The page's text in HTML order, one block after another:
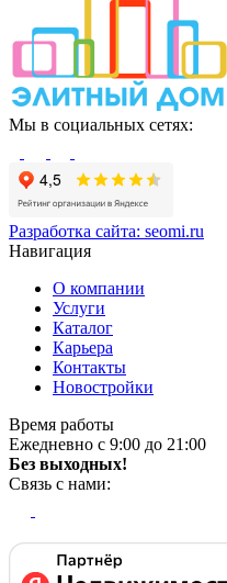
Мы в социальных сетях:
Разработка сайта: seomi.ru
Навигация
О компании
Услуги
Каталог
Карьера
Контакты
Новостройки
Время работы
Ежедневно с 9:00 до 21:00
Без выходных!
Связь с нами: